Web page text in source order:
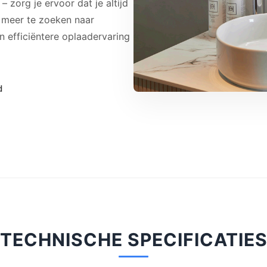
zorg je ervoor dat je altijd
te zoeken naar
efficiëntere oplaadervaring
TECHNISCHE SPECIFICATIES